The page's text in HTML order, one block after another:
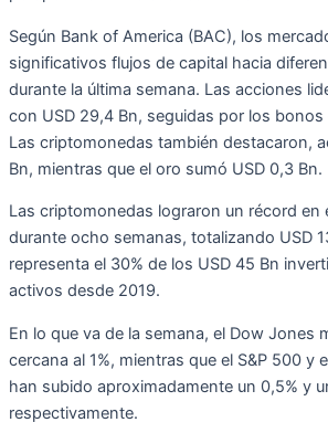
Según Bank of America (BAC), los
significativos flujos de capital hacia
durante la última semana. Las acciones
con USD 29,4 Bn, seguidas por los bonos
Las criptomonedas también destacaron,
Bn, mientras que el oro sumó USD 0,3 Bn.
Las criptomonedas lograron un récord en
durante ocho semanas, totalizando USD
representa el 30% de los USD 45 Bn
activos desde 2019.
En lo que va de la semana, el Dow Jones
cercana al 1%, mientras que el S&P 500 y
han subido aproximadamente un 0,5% y
respectivamente.